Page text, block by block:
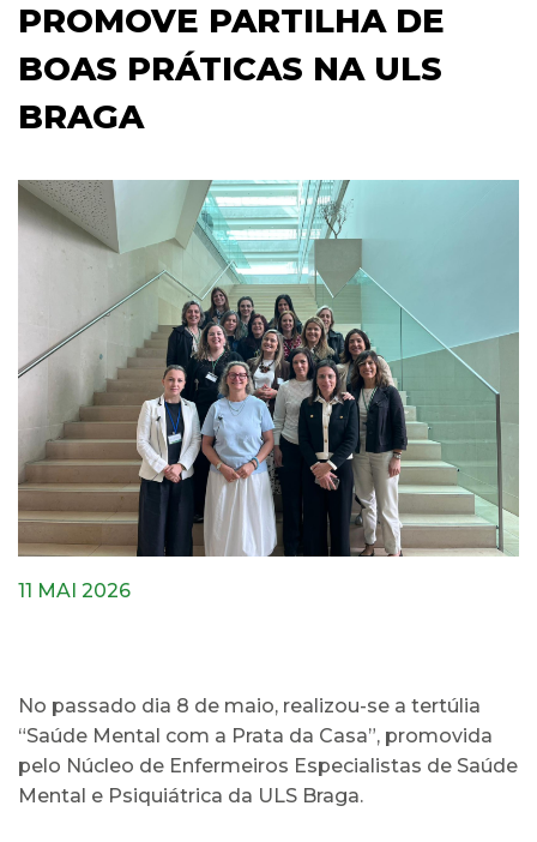
PROMOVE PARTILHA DE
BOAS PRÁTICAS NA ULS
BRAGA
11 MAI 2026
No passado dia 8 de maio, realizou-se a tertúlia
“Saúde Mental com a Prata da Casa”, promovida
pelo Núcleo de Enfermeiros Especialistas de Saúde
Mental e Psiquiátrica da ULS Braga.